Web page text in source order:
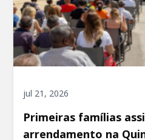
jul 21, 2026
Primeiras famílias
arrendamento na